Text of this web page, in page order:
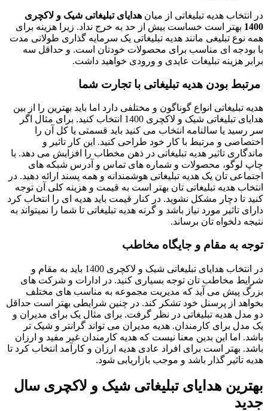
در انتخاب هدیه تبلیغاتی از میان هدایای تبلیغاتی شیک و لاکچری
1400 بهتر است خساست بیش از حد به خرج نداد. زیرا هزینه برای
همه نوع تبلیغی مانند هدیه تبلیغاتی یک سرمایه گذاری طولانی مدت
با بودجه ای مناسب برای محصولات خودتان است. و حداقل سه
برابر هزینه تبلیغات عایدی و ورودی خواهید داشت.
مرتبط بودن هدیه تبلیغاتی با تجارت شما
هدیه تبلیغاتی انواع گوناگون و مختلفی دارد اما باید بهترین را از بین
هدایای تبلیغاتی شیک و لاکچری 1400 انتخاب کنید. برای مثال اگر
سر رسید یا سالنامه انتخاب می کنید باید قسمتی یا کل آن را
اختصاصی و مرتبط با کار خود طراحی کنید. این کار تاثیر و
ماندگاری تاثیر هدیه تبلیغاتی در ذهن مخطاب را افزایش می دهد. با
چاپ لوگو، محصولات و شماره های تماس و آدرس شبکه های
اجتماعی تان یک هدیه تبلیغاتی هوشمندانه و همه پسند ارائه دهید. در
انتخاب هدیه تبلیغاتی تان بهتر است به قیمت و هزینه کلی آن توجه
کنید تا دچار مشکل نشوید. در کنار قیمت باید هدیه ای را انتخاب کرد
دارای تاثیر مورد نیاز باشد و گرنه هدیه تبلیغاتی تا شما را نمیتواند به
نتیجه دلخواه تان برساند.
توجه به مقام و جایگاه مخاطب
در انتخاب هدایای تبلیغاتی شیک و لاکچری 1400 باید به مقام و
شرایط مخاطب تان توجه بسیاری کنید. در ادارات و شرکت های
بزرگ پیش می آید که مدیریت مجموعه به مناسب های مختلف
بخواهد از پرسنل خود تشکر کند. در چنین شرایطی بهتر است حداقل
دو مدل هدیه تبلیغاتی در نظر گرفت. برای مثال یک برای مدیران و
یک مدل برای کارمندان. هدیه مدیران می تواند گرانتر و شیک تر
باشد. اما این بدین معنا نیست که هدیه کارمندان غیر مفید و ارزان
باشد. بهتر است برای افراد عادی هدیه ارزان و کارآمد انتخاب کرد تا
هدیه تاثیر گذار باشد و موجب بازاریابی شود.
بهترین هدایای تبلیغاتی شیک و لاکچری سال
جدید